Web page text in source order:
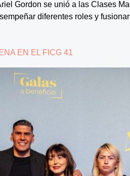
Gordon se unió a las Clases
diferentes roles y
EN EL FICG 41